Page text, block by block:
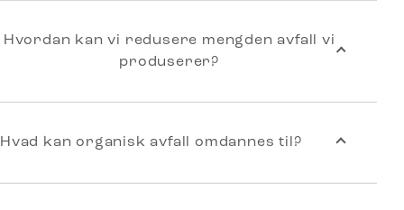
Hvordan kan vi redusere mengden avfall vi
produserer?
Hvad kan organisk avfall omdannes til?